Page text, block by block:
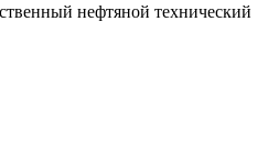
нефтяной технический